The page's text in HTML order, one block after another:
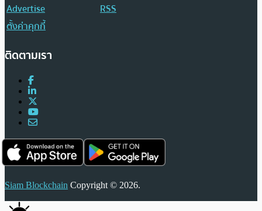
Advertise
RSS
ตั้งค่าคุกกี้
ติดตามเรา
Siam Blockchain Copyright © 2026.